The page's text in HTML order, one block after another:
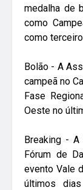
medalha de
como
como
Bolão - A
campeã no
Fase
Oeste no
Breaking -
Fórum de
evento Vale
últimos